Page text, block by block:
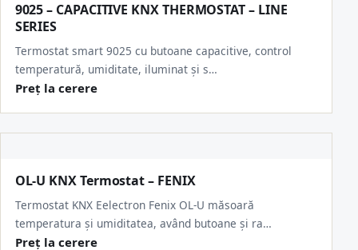
9025 – CAPACITIVE KNX THERMOSTAT – LINE
SERIES
Termostat smart 9025 cu butoane capacitive, control
temperatură, umiditate, iluminat și s…
Preț la cerere
OL-U KNX Termostat – FENIX
Termostat KNX Eelectron Fenix OL-U măsoară
temperatura și umiditatea, având butoane și ra…
Preț la cerere